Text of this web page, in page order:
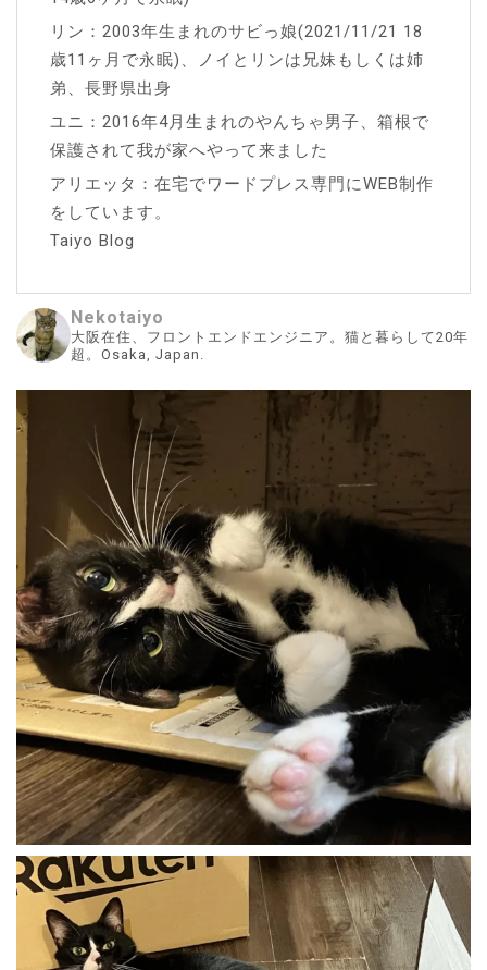
リン：2003年生まれのサビっ娘(2021/11/21 18
歳11ヶ月で永眠)、ノイとリンは兄妹もしくは姉
弟、長野県出身
ユニ：2016年4月生まれのやんちゃ男子、箱根で
保護されて我が家へやって来ました
アリエッタ：在宅でワードプレス専門にWEB制作
をしています。
Taiyo Blog
Nekotaiyo
大阪在住、フロントエンドエンジニア。猫と暮らして20年
超。Osaka, Japan.